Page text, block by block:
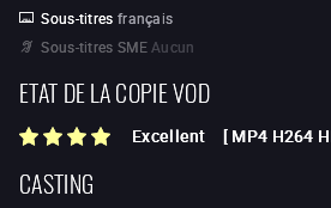
Sous-titres français
Sous-titres SME Aucun
ETAT DE LA COPIE VOD
Excellent [ MP4 H264
CASTING